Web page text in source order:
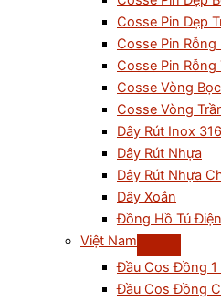
Cosse Pin Dẹp
Cosse Pin Rỗng
Cosse Pin Rỗng
Cosse Vòng
Cosse Vòng
Dây Rút Inox 316
Dây Rút Nhựa
Dây Rút Nhựa
Dây Xoắn
Đồng Hồ Tủ
Việt Nam
Đầu Cos Đồng 1
Đầu Cos Đồng